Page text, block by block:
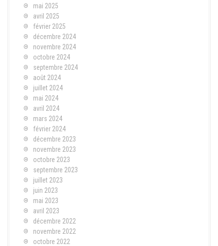
mai 2025
avril 2025
février 2025
décembre 2024
novembre 2024
octobre 2024
septembre 2024
août 2024
juillet 2024
mai 2024
avril 2024
mars 2024
février 2024
décembre 2023
novembre 2023
octobre 2023
septembre 2023
juillet 2023
juin 2023
mai 2023
avril 2023
décembre 2022
novembre 2022
octobre 2022